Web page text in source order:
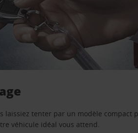
laissiez tenter par un modèle
véhicule idéal vous attend.